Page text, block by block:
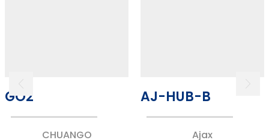
GO2
CHUANGO
AJ-HUB-B
Ajax